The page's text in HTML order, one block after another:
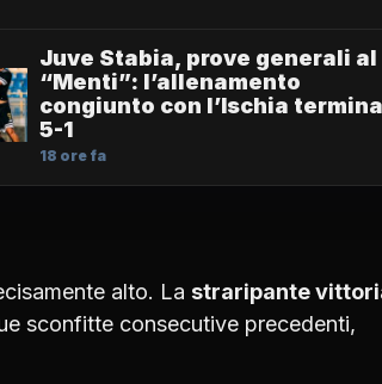
Juve Stabia, prove generali al
“Menti”: l’allenamento
congiunto con l’Ischia termina
5-1
18 ore fa
alto. La straripante
sconfitte consecutive precedenti,